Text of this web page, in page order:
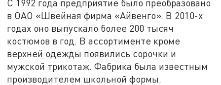
С 1992 года предприятие было преобразовано
в ОАО «Швейная фирма «Айвенго». В 2010-х
годах оно выпускало более 200 тысяч
костюмов в год. В ассортименте кроме
верхней одежды появились сорочки и
мужской трикотаж. Фабрика была известным
производителем школьной формы.